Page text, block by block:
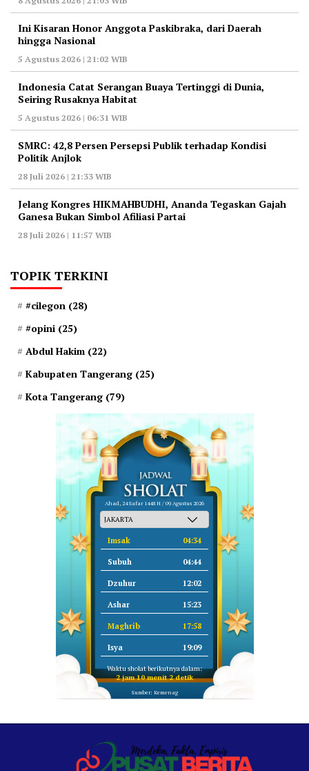
Ini Kisaran Honor Anggota Paskibraka, dari Daerah
hingga Nasional
5 Agustus 2026 | 21:02 WIB
Indonesia Catat Serangan Buaya Tertinggi di Dunia,
Seiring Rusaknya Habitat
5 Agustus 2026 | 06:31 WIB
‎SMRC: 42,8 Persen Persepsi Publik terhadap Kondisi
Politik Anjlok
28 Juli 2026 | 21:33 WIB
‎Jelang Kongres HIKMAHBUDHI, Ananda Tegaskan Gajah
Ganesa Bukan Simbol Afiliasi Partai
28 Juli 2026 | 11:57 WIB
TOPIK TERKINI
#cilegon (28)
#opini (25)
Abdul Hakim (22)
Kabupaten Tangerang (25)
Kota Tangerang (79)
Ahad, 24 Safar 1448 H / 09 Agustus 2026
Imsak 04:34
Subuh 04:44
Dzuhur 12:02
Ashar 15:23
Maghrib 17:58
Isya 19:09
Waktu sholat berikutnya dalam:
2 jam 10 menit 2 detik
Sumber: Kemenag